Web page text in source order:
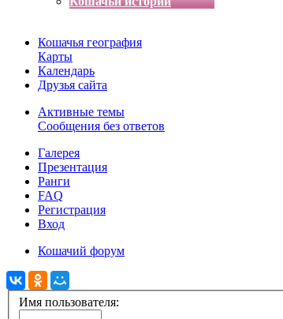
Кошачья география
Карты
Календарь
Друзья сайта
Активные темы
Сообщения без ответов
Галерея
Презентация
Ранги
FAQ
Регистрация
Вход
Кошачий форум
Имя пользователя: